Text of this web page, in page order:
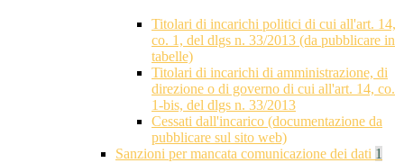
Titolari di incarichi politici di cui all'art. 14,
co. 1, del dlgs n. 33/2013 (da pubblicare in
tabelle)
Titolari di incarichi di amministrazione, di
direzione o di governo di cui all'art. 14, co.
1-bis, del dlgs n. 33/2013
Cessati dall'incarico (documentazione da
pubblicare sul sito web)
Sanzioni per mancata comunicazione dei dati 1